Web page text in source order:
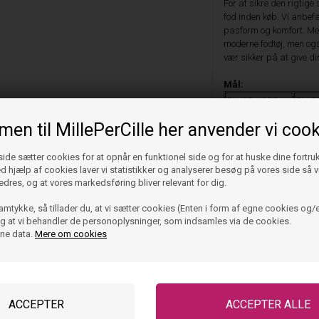
til MillePerCille her anvender vi
sætter cookies for at opnår en funktionel side og for at huske dine
hjælp af cookies laver vi statistikker og analyserer besøg på vores side så
og at vores markedsføring bliver relevant for dig.
så tillader du, at vi sætter cookies (Enten i form af egne cookies og/
at vi behandler de personoplysninger, som indsamles via de cookies.
data. Mere om cookies
For at sikre den rigtige
fod inden køb. Vi
pasform og komfort.
moderne fodtøj, men
vær sikker på at give
Mål:
Str. 19 = 12,3
Str.
Str. 23 =
Str.
Køb denne stilfulde og
dag og lad dem nyde
Vask og pleje